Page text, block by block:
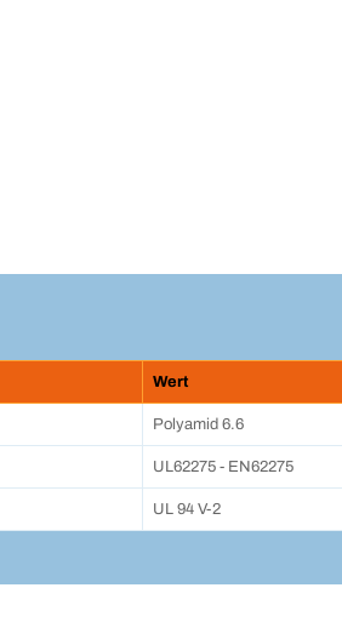
Wert
Polyamid 6.6
UL62275 - EN62275
UL 94 V-2